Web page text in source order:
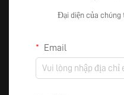
Đại diện của chúng
Email